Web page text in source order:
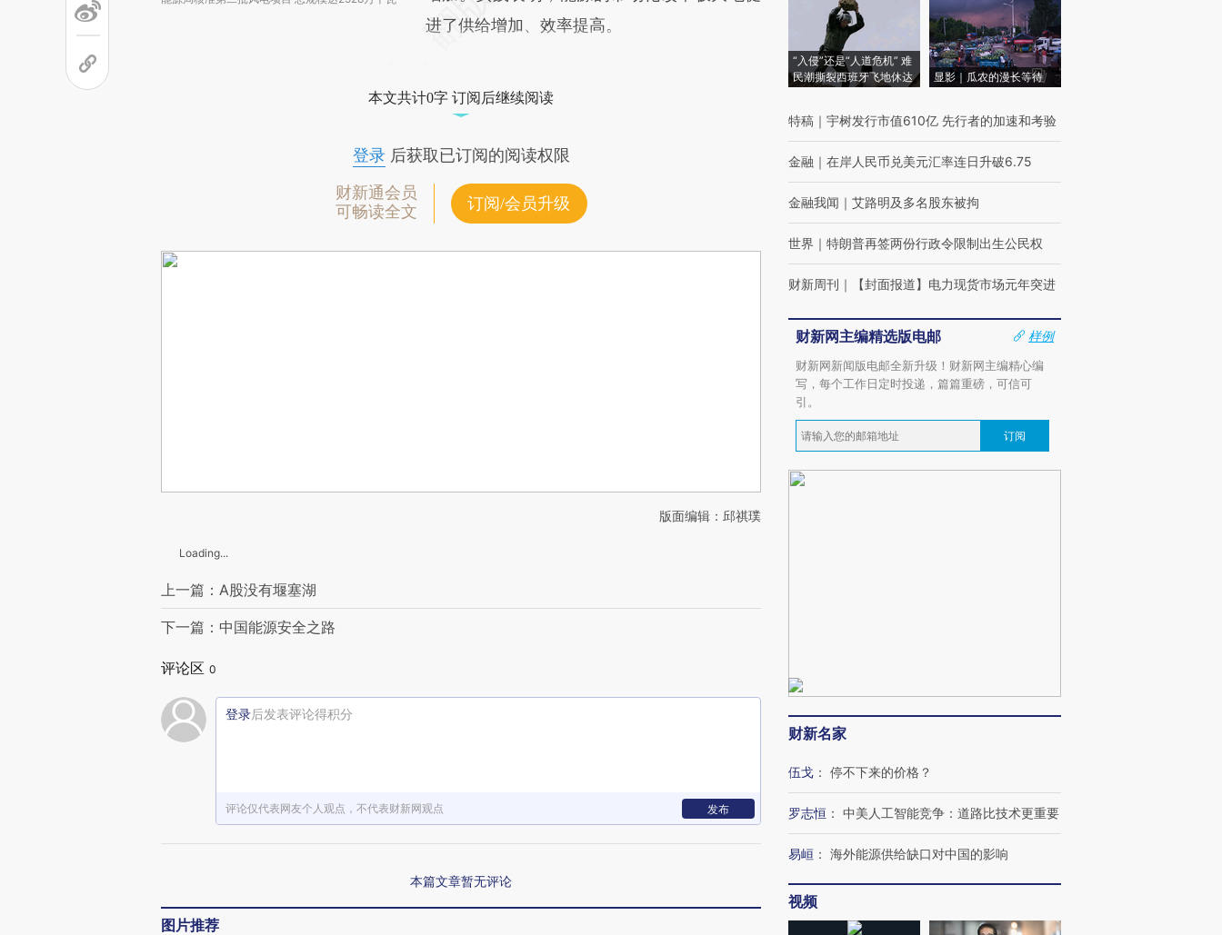
进了供给增加、效率提高。
本文共计0字 订阅后继续阅读
登录后获取已订阅的阅读权限
财新通会员
可畅读全文
订阅/会员升级
版面编辑：邱祺璞
Loading...
上一篇：A股没有堰塞湖
下一篇：中国能源安全之路
评论区 0
登录后发表评论得积分
评论仅代表网友个人观点，不代表财新网观点 发布
本篇文章暂无评论
图片推荐
“入侵”还是“人道危机” 难
民潮撕裂西班牙飞地休达
显影｜瓜农的漫长等待
特稿 ｜ 宇树发行市值610亿 先行者的加速和考验
金融 ｜ 在岸人民币兑美元汇率连日升破6.75
金融我闻 ｜ 艾路明及多名股东被拘
世界 ｜ 特朗普再签两份行政令限制出生公民权
财新周刊 ｜ 【封面报道】电力现货市场元年突进
财新网主编精选版电邮
样例
财新网新闻版电邮全新升级！财新网主编精心编
写，每个工作日定时投递，篇篇重磅，可信可
引。
订阅
财新名家
伍戈 ： 停不下来的价格？
罗志恒 ： 中美人工智能竞争：道路比技术更重要
易峘 ： 海外能源供给缺口对中国的影响
视频